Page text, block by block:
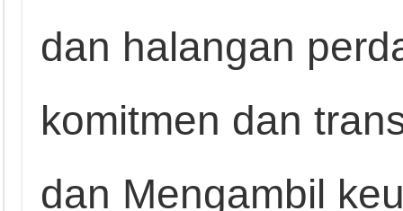
dan halangan
komitmen dan
dan Mengambil